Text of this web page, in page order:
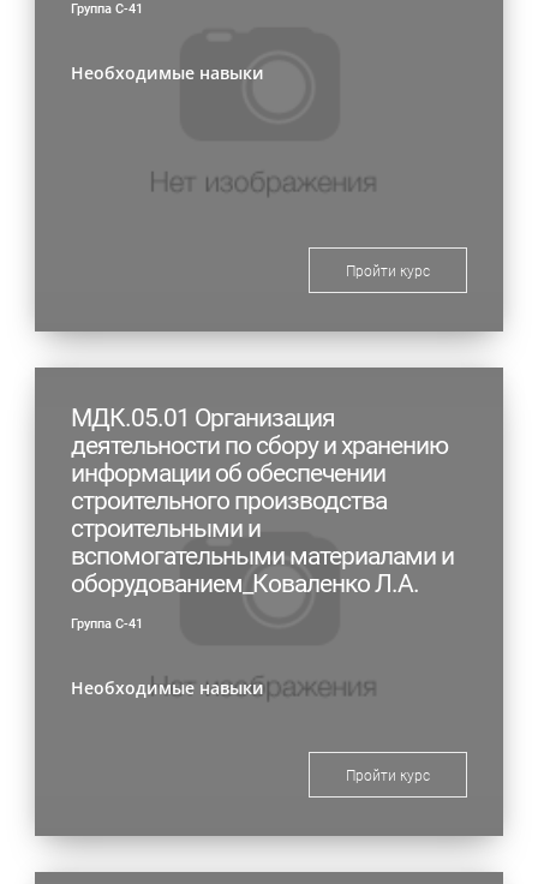
Группа С-41
Необходимые навыки
Пройти курс
МДК.05.01 Организация
деятельности по сбору и хранению
информации об обеспечении
строительного производства
строительными и
вспомогательными материалами и
оборудованием_Коваленко Л.А.
Группа С-41
Необходимые навыки
Пройти курс